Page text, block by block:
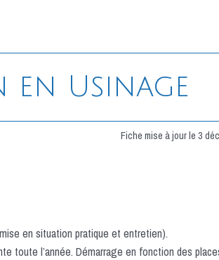
en Usinage
Fiche mise à jour le 3
en situation pratique et entretien).
toute l’année. Démarrage en fonction des